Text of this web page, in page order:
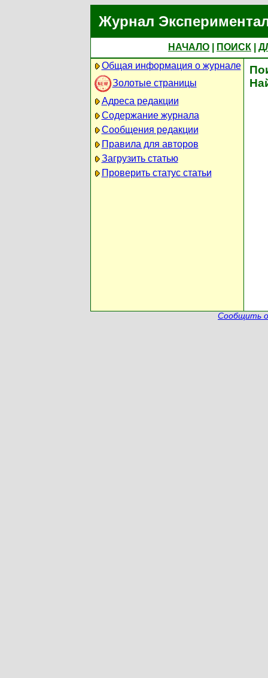
Журнал
НАЧАЛО ПОИСК
Общая информация о журнале
Золотые страницы
Адреса редакции
Содержание журнала
Сообщения редакции
Правила для авторов
Загрузить статью
Проверить статус статьи
Сообщить о